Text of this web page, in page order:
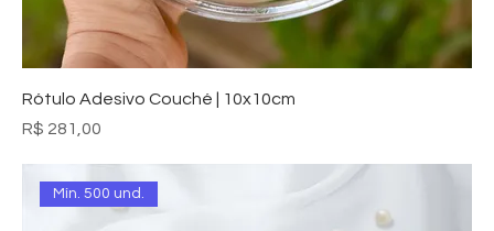
Rótulo Adesivo Couché | 10x10cm
Preço
R$ 281,00
Mín. 500 und.